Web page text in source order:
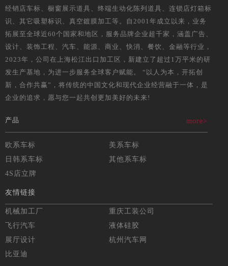
经销店车标、橱窗展示道具、终端生动化陈列道具、连锁店灯箱标
识、其它吸塑标识、真空鍍膜加工等。自2001年成立以来，业务
拓展至全球近60个国家和地区，服务品牌企业超千家，涵盖广告、
设计、装饰工程、汽车、能源、商业、快消、餐饮、金融等行业，
2023年，公司在上海松江出口加工区，新建立了超过1万平米的研
发生产基地，为进一步服务全球客户赋能。 “以人为本，开拓创
新，合作共赢”，将传统的中国文化和现代企业经营融于一体，是
企业的追求，愿与您一起共创更加美好的未来!
产品 more>
欧系车标
美系车标
日韩系车标
其他系车标
4S店立牌
友情链接
机械加工厂
重庆工装公司
飞行汽车
液体硅胶
展厅设计
杭州汽车网
比亚迪